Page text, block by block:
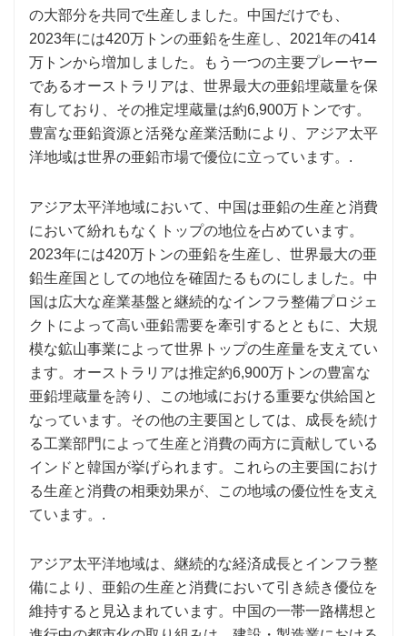
の大部分を共同で生産しました。中国だけでも、
2023年には420万トンの亜鉛を生産し、2021年の414
万トンから増加しました。もう一つの主要プレーヤー
であるオーストラリアは、世界最大の亜鉛埋蔵量を保
有しており、その推定埋蔵量は約6,900万トンです。
豊富な亜鉛資源と活発な産業活動により、アジア太平
洋地域は世界の亜鉛市場で優位に立っています。.
アジア太平洋地域において、中国は亜鉛の生産と消費
において紛れもなくトップの地位を占めています。
2023年には420万トンの亜鉛を生産し、世界最大の亜
鉛生産国としての地位を確固たるものにしました。中
国は広大な産業基盤と継続的なインフラ整備プロジェ
クトによって高い亜鉛需要を牽引するとともに、大規
模な鉱山事業によって世界トップの生産量を支えてい
ます。オーストラリアは推定約6,900万トンの豊富な
亜鉛埋蔵量を誇り、この地域における重要な供給国と
なっています。その他の主要国としては、成長を続け
る工業部門によって生産と消費の両方に貢献している
インドと韓国が挙げられます。これらの主要国におけ
る生産と消費の相乗効果が、この地域の優位性を支え
ています。.
アジア太平洋地域は、継続的な経済成長とインフラ整
備により、亜鉛の生産と消費において引き続き優位を
維持すると見込まれています。中国の一帯一路構想と